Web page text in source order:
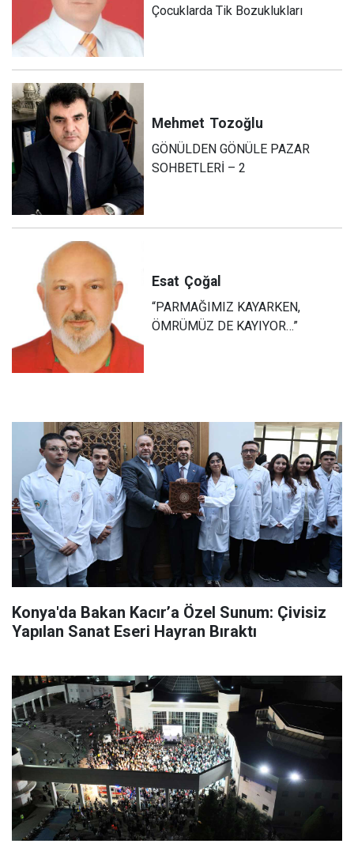
Çocuklarda Tik Bozuklukları
Mehmet Tozoğlu
GÖNÜLDEN GÖNÜLE PAZAR
SOHBETLERİ – 2
Esat Çoğal
“PARMAĞIMIZ KAYARKEN,
ÖMRÜMÜZ DE KAYIYOR…”
Konya'da Bakan Kacır’a Özel Sunum: Çivisiz
Yapılan Sanat Eseri Hayran Bıraktı